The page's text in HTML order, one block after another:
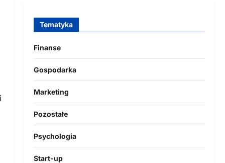
Tematyka
Finanse
Gospodarka
Marketing
Pozostałe
Psychologia
Start-up